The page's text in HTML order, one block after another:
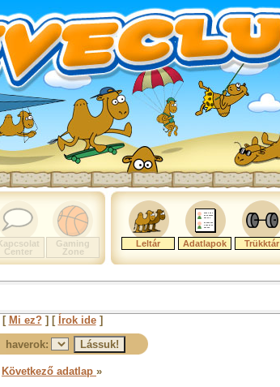
Center
Gaming
Zone
Leltár Adatlapok Trükktár
[ Mi ez?] [ Írok ide]
haverok:
Következő adatlap »